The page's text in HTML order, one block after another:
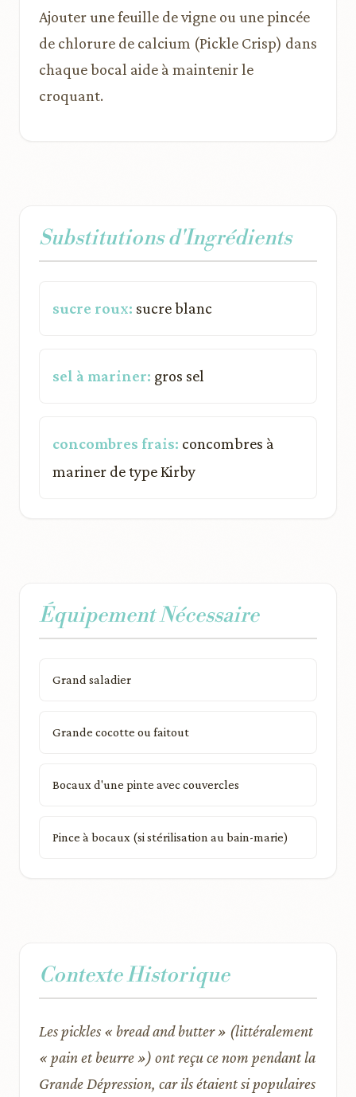
Ajouter une feuille de vigne ou une pincée
de chlorure de calcium (Pickle Crisp) dans
chaque bocal aide à maintenir le
croquant.
Substitutions d'Ingrédients
sucre roux: sucre blanc
sel à mariner: gros sel
concombres frais: concombres à
mariner de type Kirby
Équipement Nécessaire
Grand saladier
Grande cocotte ou faitout
Bocaux d'une pinte avec couvercles
Pince à bocaux (si stérilisation au bain-marie)
Contexte Historique
Les pickles « bread and butter » (littéralement
« pain et beurre ») ont reçu ce nom pendant la
Grande Dépression, car ils étaient si populaires